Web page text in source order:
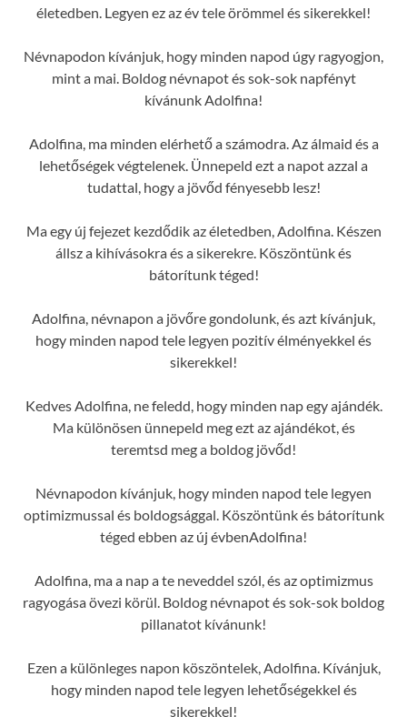
életedben. Legyen ez az év tele örömmel és sikerekkel!
Névnapodon kívánjuk, hogy minden napod úgy ragyogjon,
mint a mai. Boldog névnapot és sok-sok napfényt
kívánunk Adolfina!
Adolfina, ma minden elérhető a számodra. Az álmaid és a
lehetőségek végtelenek. Ünnepeld ezt a napot azzal a
tudattal, hogy a jövőd fényesebb lesz!
Ma egy új fejezet kezdődik az életedben, Adolfina. Készen
állsz a kihívásokra és a sikerekre. Köszöntünk és
bátorítunk téged!
Adolfina, névnapon a jövőre gondolunk, és azt kívánjuk,
hogy minden napod tele legyen pozitív élményekkel és
sikerekkel!
Kedves Adolfina, ne feledd, hogy minden nap egy ajándék.
Ma különösen ünnepeld meg ezt az ajándékot, és
teremtsd meg a boldog jövőd!
Névnapodon kívánjuk, hogy minden napod tele legyen
optimizmussal és boldogsággal. Köszöntünk és bátorítunk
téged ebben az új évbenAdolfina!
Adolfina, ma a nap a te neveddel szól, és az optimizmus
ragyogása övezi körül. Boldog névnapot és sok-sok boldog
pillanatot kívánunk!
Ezen a különleges napon köszöntelek, Adolfina. Kívánjuk,
hogy minden napod tele legyen lehetőségekkel és
sikerekkel!